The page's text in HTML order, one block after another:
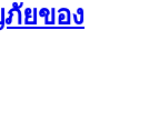
ภัยของ